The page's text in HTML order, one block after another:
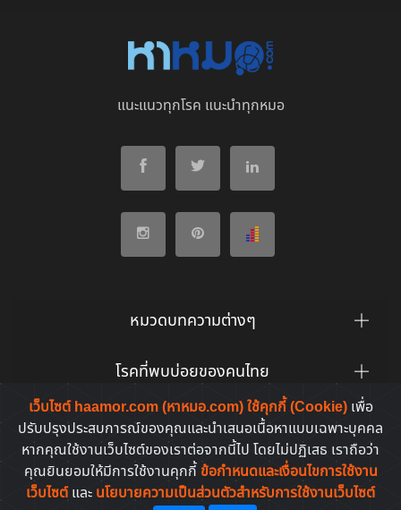
เว็บไซต์ haamor.com (หาหมอ.com) ใช้คุกกี้ (Cookie) เพื่อ
ปรับปรุงประสบการณ์ของคุณและนำเสนอเนื้อหาแบบเฉพาะบุคคล
หากคุณใช้งานเว็บไซต์ของเราต่อจากนี้ไป โดยไม่ปฏิเสธ เราถือว่า
คุณยินยอมให้มีการใช้งานคุกกี้ ข้อกำหนดและเงื่อนไขการใช้งาน
เว็บไซต์และ นโยบายความเป็นส่วนตัวสำหรับการใช้งานเว็บไซต์
แนะแนวทุกโรค แนะนำทุกหมอ
หมวดบทความต่างๆ
โรคที่พบบ่อยของคนไทย
ยาที่คนไทยค้นหาบ่อย